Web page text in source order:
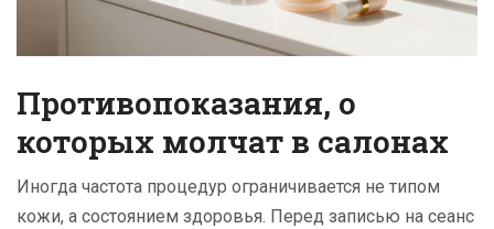
Противопоказания, о
которых молчат в салонах
Иногда частота процедур ограничивается не типом
кожи, а состоянием здоровья. Перед записью на сеанс